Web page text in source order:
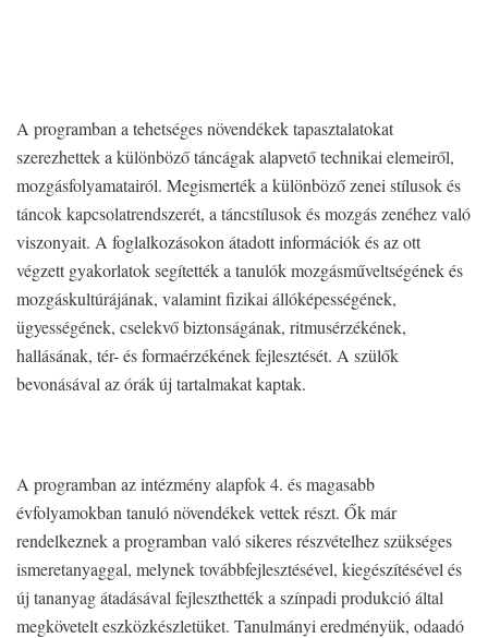
A programban a tehetséges növendékek tapasztalatokat
szerezhettek a különböző táncágak alapvető technikai elemeiről,
mozgásfolyamatairól. Megismerték a különböző zenei stílusok és
táncok kapcsolatrendszerét, a táncstílusok és mozgás zenéhez való
viszonyait. A foglalkozásokon átadott információk és az ott
végzett gyakorlatok segítették a tanulók mozgásműveltségének és
mozgáskultúrájának, valamint fizikai állóképességének,
ügyességének, cselekvő biztonságának, ritmusérzékének,
hallásának, tér- és formaérzékének fejlesztését. A szülők
bevonásával az órák új tartalmakat kaptak.
A programban az intézmény alapfok 4. és magasabb
évfolyamokban tanuló növendékek vettek részt. Ők már
rendelkeznek a programban való sikeres részvételhez szükséges
ismeretanyaggal, melynek továbbfejlesztésével, kiegészítésével és
új tananyag átadásával fejleszthették a színpadi produkció által
megkövetelt eszközkészletüket. Tanulmányi eredményük, odaadó